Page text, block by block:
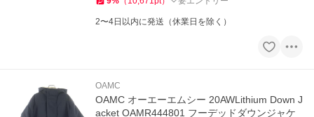
2〜4日以内に発送（休業日を除く）
OAMC
OAMC オーエーエムシー 20AWLithium Down J
acket OAMR444801 フーデッドダウンジャケ